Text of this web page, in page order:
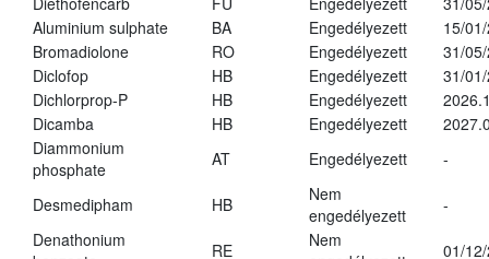
Aluminium sulphate
BA Engedélyezett
15/
Bromadiolone
RO Engedélyezett
31/
Diclofop
HB Engedélyezett
31/
Dichlorprop-P
HB Engedélyezett
Dicamba
HB Engedélyezett
Diammonium
phosphate
AT Engedélyezett -
Desmedipham HB
Nem
engedélyezett
-
Denathonium
RE
Nem
01/